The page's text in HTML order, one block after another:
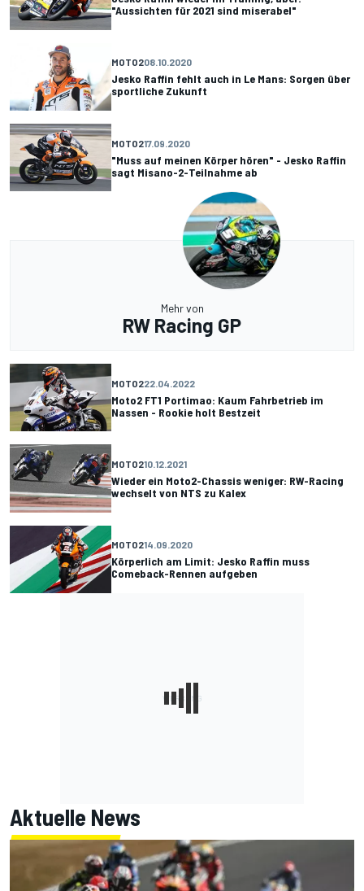
"Aussichten für 2021 sind miserabel"
MOTO208.10.2020
Jesko Raffin fehlt auch in Le Mans: Sorgen über
sportliche Zukunft
MOTO217.09.2020
"Muss auf meinen Körper hören" - Jesko Raffin
sagt Misano-2-Teilnahme ab
Mehr von
RW Racing GP
MOTO222.04.2022
Moto2 FT1 Portimao: Kaum Fahrbetrieb im
Nassen - Rookie holt Bestzeit
MOTO210.12.2021
Wieder ein Moto2-Chassis weniger: RW-Racing
wechselt von NTS zu Kalex
MOTO214.09.2020
Körperlich am Limit: Jesko Raffin muss
Comeback-Rennen aufgeben
Aktuelle News